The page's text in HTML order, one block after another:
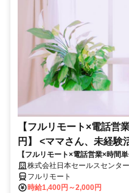
【フルリモート×電話営
円】 <ママさん、未経験
で家庭と仕事の両立を実
【フルリモート×電話営業×時間
あり】 ＜ママさん、未経験活躍
両立を実現
株式会社日本セールスセンター
フルリモート
時給1,400円～2,000円